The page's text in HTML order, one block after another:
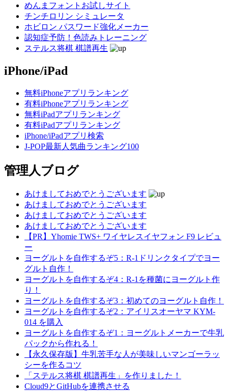
めんまフォントお試しサイト
チンチロリン シミュレータ
ホビロン パスワード強化メーカー
認知症予防！色読みトレーニング
ステルス将棋 棋譜再生
iPhone/iPad
無料iPhoneアプリランキング
有料iPhoneアプリランキング
無料iPadアプリランキング
有料iPadアプリランキング
iPhone/iPadアプリ検索
J-POP最新人気曲ランキング100
管理人ブログ
あけましておめでとうございます
あけましておめでとうございます
あけましておめでとうございます
あけましておめでとうございます
【PR】Yhomie TWS+ ワイヤレスイヤフォン F9 レビュ
ー
ヨーグルトを自作するぞ5：R-1ドリンクタイプでヨー
グルト自作！
ヨーグルトを自作するぞ4：R-1を種菌にヨーグルト作
り！
ヨーグルトを自作するぞ3：初めてのヨーグルト自作！
ヨーグルトを自作するぞ2：アイリスオーヤマ KYM-
014 を購入
ヨーグルトを自作するぞ1：ヨーグルトメーカーで牛乳
パックから作れる！
【永久保存版】牛乳苦手な人が美味しいマンゴーラッ
シーを作るコツ
「ステルス将棋 棋譜再生」を作りました！
Cloud9とGitHubを連携させる